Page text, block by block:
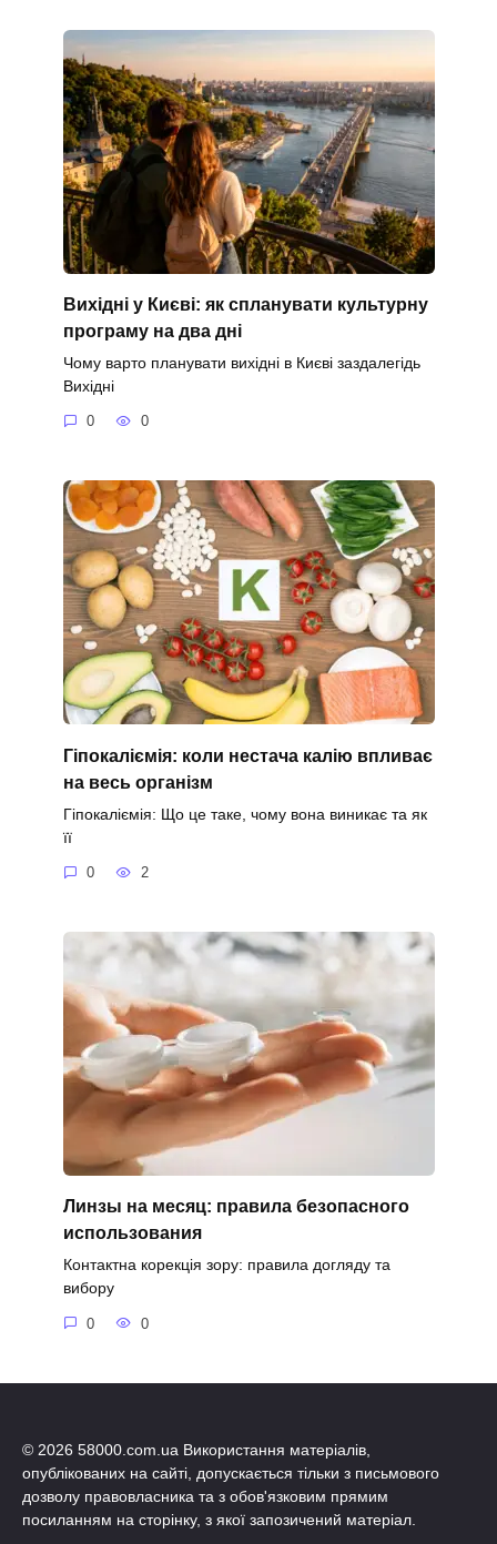
Вихідні у Києві: як спланувати культурну
програму на два дні
Чому варто планувати вихідні в Києві заздалегідь
Вихідні
0 0
Гіпокаліємія: коли нестача калію впливає
на весь організм
Гіпокаліємія: Що це таке, чому вона виникає та як
її
0 2
Линзы на месяц: правила безопасного
использования
Контактна корекція зору: правила догляду та
вибору
0 0
© 2026 58000.com.ua Використання матеріалів,
опублікованих на сайті, допускається тільки з письмового
дозволу правовласника та з обов'язковим прямим
посиланням на сторінку, з якої запозичений матеріал.